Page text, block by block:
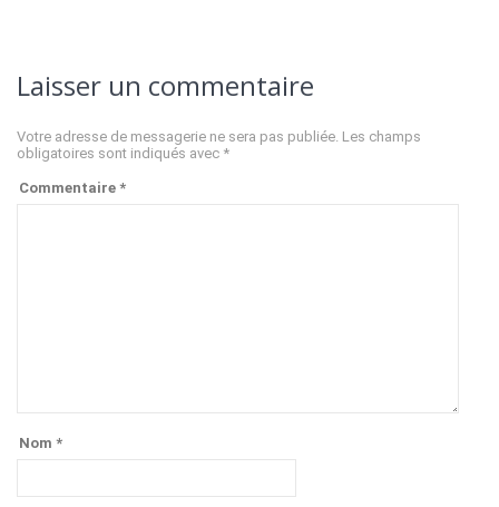
Laisser un commentaire
Votre adresse de messagerie ne sera pas publiée. Les champs
obligatoires sont indiqués avec *
Commentaire *
Nom *